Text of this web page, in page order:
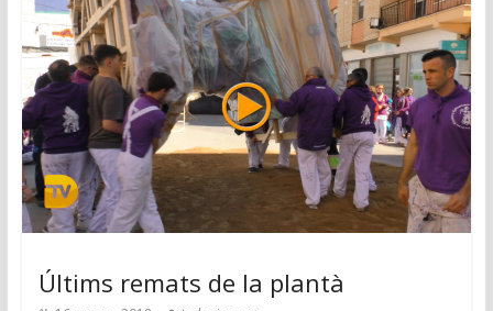
Últims remats de la plantà